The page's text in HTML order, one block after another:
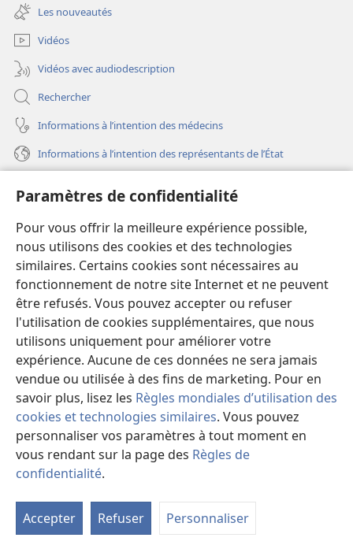
Paramètres de confidentialité
Pour vous offrir la meilleure expérience possible,
nous utilisons des cookies et des technologies
similaires. Certains cookies sont nécessaires au
fonctionnement de notre site Internet et ne peuvent
être refusés. Vous pouvez accepter ou refuser
l'utilisation de cookies supplémentaires, que nous
utilisons uniquement pour améliorer votre
expérience. Aucune de ces données ne sera jamais
vendue ou utilisée à des fins de marketing. Pour en
savoir plus, lisez les Règles mondiales d’utilisation des
cookies et technologies similaires. Vous pouvez
personnaliser vos paramètres à tout moment en
vous rendant sur la page des Règles de
confidentialité.
Accepter Refuser Personnaliser
fenêtre)
une
nouvelle
fenêtre)
Les nouveautés
Vidéos
Vidéos avec audiodescription
Rechercher
Informations à l’intention des médecins
Informations à l’intention des représentants de l’État
(ouvre
une
nouvelle
fenêtre)
Bibliothèque en ligne
(ouvre
une
nouvelle
fenêtre)
JW Hub®
(ouvre
une
nouvelle
fenêtre)
JW Library
Watchtower Library
Copyright© 2026 Watch Tower Bible and Tract Society of Pennsylvania.
CONDITIONS D’UTILISATION
PARAMÈTRES DE CONFIDENTIALITÉ